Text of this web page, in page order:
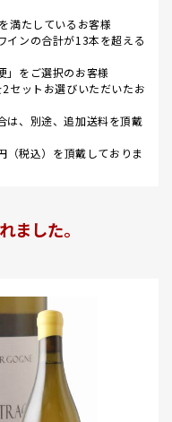
満たしているお客様
インの合計が13本を超える
」をご選択のお客様
セットお選びいただいたお
は、別途、追加送料を頂戴
（税込）を頂戴しておりま
ました。